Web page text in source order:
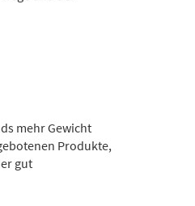
mehr Gewicht
Produkte,
gut